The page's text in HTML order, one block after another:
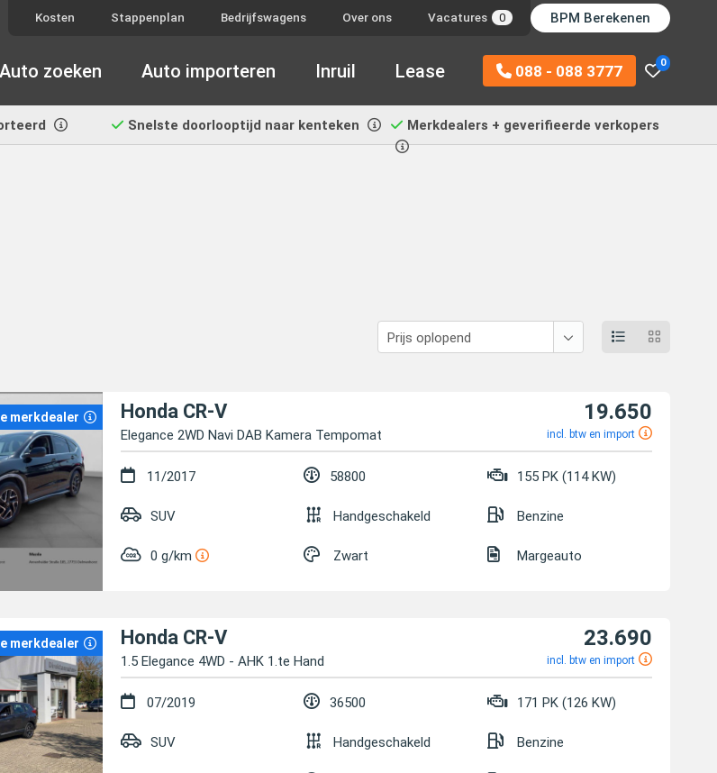
Kosten Stappenplan Bedrijfswagens Over ons Vacatures 0 BPM Berekenen
0
088 - 088 3777
Auto zoeken Auto importeren Inruil Lease
Snelste doorlooptijd naar kenteken Merkdealers + geverifieerde verkopers
merkdealer Honda CR-V
Elegance 2WD Navi DAB Kamera Tempomat
19.650
incl. btw en import
11/2017 58800 155 PK (114 KW)
SUV Handgeschakeld Benzine
0 g/km Zwart Margeauto
merkdealer Honda CR-V
1.5 Elegance 4WD - AHK 1.te Hand
23.690
incl. btw en import
07/2019 36500 171 PK (126 KW)
SUV Handgeschakeld Benzine